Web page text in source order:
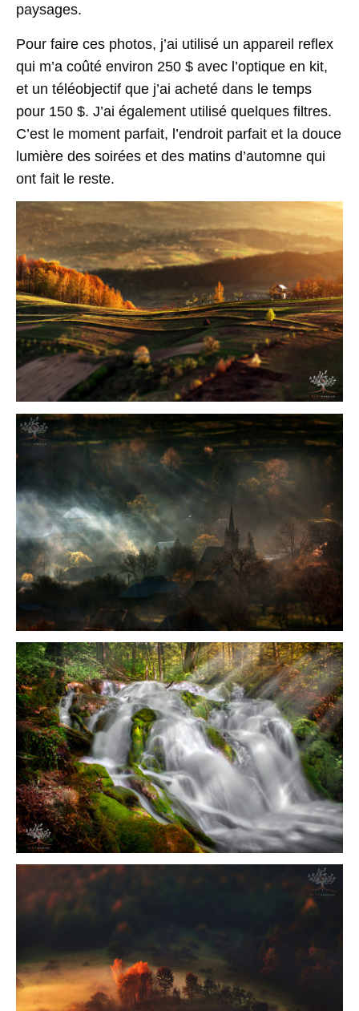
paysages.
Pour faire ces photos, j’ai utilisé un appareil reflex
qui m’a coûté environ 250 $ avec l’optique en kit,
et un téléobjectif que j’ai acheté dans le temps
pour 150 $. J’ai également utilisé quelques filtres.
C’est le moment parfait, l’endroit parfait et la douce
lumière des soirées et des matins d’automne qui
ont fait le reste.